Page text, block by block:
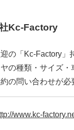
Kc-Factory
の「Kc-Factory」
の種類・サイズ
の問い合わせが必
www.kc-